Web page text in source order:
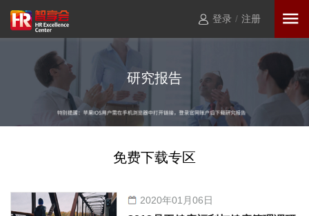
登录 / 注册
研究报告
免费下载专区
2020年01月06日